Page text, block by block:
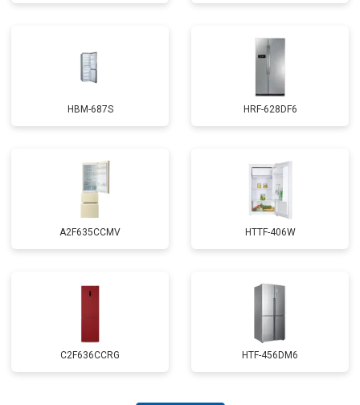
HBM-687S HRF-628DF6
A2F635CCMV HTTF-406W
C2F636CCRG HTF-456DM6